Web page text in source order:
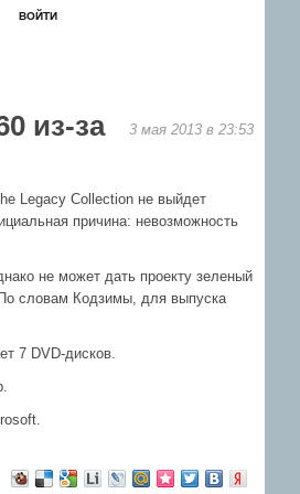
ВОЙТИ
3 мая 2013 в 23:53
из-за
Legacy Collection не выйдет
причина: невозможность
не может дать проекту зеленый
словам Кодзимы, для выпуска
7 DVD-дисков.